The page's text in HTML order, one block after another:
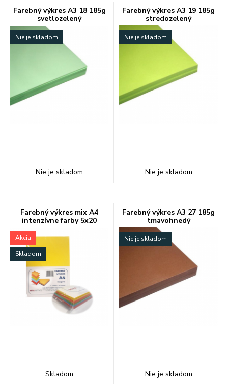
Farebný výkres A3 18 185g
svetlozelený
Nie je skladom
Nie je skladom
Farebný výkres A3 19 185g
stredozelený
Nie je skladom
Nie je skladom
Farebný výkres mix A4
intenzívne farby 5x20
Akcia
Skladom
Skladom
Farebný výkres A3 27 185g
tmavohnedý
Nie je skladom
Nie je skladom